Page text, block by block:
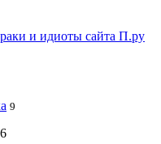
и идиоты сайта П.ру
9